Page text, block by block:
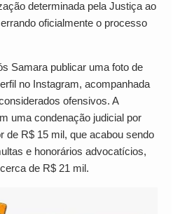
determinada pela Justiça ao
oficialmente o processo
Samara publicar uma foto de
no Instagram, acompanhada
ofensivos. A
uma condenação judicial por
de R$ 15 mil, que acabou sendo
e honorários advocatícios,
de R$ 21 mil.